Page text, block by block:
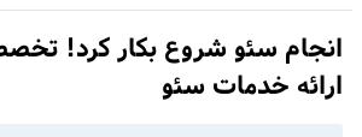
انجام سئو شروع بکار کرد!
ارائه خدمات سئو